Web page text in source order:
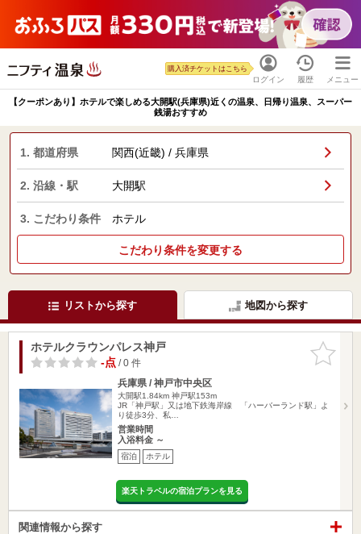
ログイン
購入済チケットはこちら
履歴 メニュー
【クーポンあり】ホテルで楽しめる大開駅(兵庫県)近くの温泉、日帰り温泉、スーパー
銭湯おすすめ
1. 都道府県 関西(近畿) / 兵庫県
2. 沿線・駅 大開駅
3. こだわり条件 ホテル
こだわり条件を変更する
リストから探す 地図から探す
お気に入
りに追加
ホテルクラウンパレス神戸
-点/ 0 件
兵庫県 / 神戸市中央区
大開駅1.84km 神戸駅153m
JR「神戸駅」又は地下鉄海岸線 「ハーバーランド駅」よ
り徒歩3分、私…
営業時間
入浴料金 ～
宿泊 ホテル
楽天トラベルの宿泊プランを見る
関連情報から探す